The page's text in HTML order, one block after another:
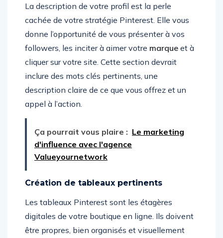
La description de votre profil est la perle
cachée de votre stratégie Pinterest. Elle vous
donne l’opportunité de vous présenter à vos
followers, les inciter à aimer votre marque et à
cliquer sur votre site. Cette section devrait
inclure des mots clés pertinents, une
description claire de ce que vous offrez et un
appel à l’action.
Ça pourrait vous plaire : Le marketing
d'influence avec l'agence
Valueyournetwork
Création de tableaux pertinents
Les tableaux Pinterest sont les étagères
digitales de votre boutique en ligne. Ils doivent
être propres, bien organisés et visuellement